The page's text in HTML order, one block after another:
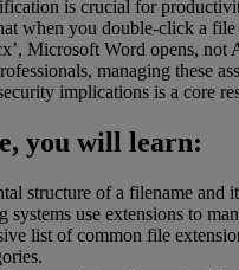
is crucial for
when you double-click a file
Microsoft Word opens, not
managing these
implications is a core
you will learn:
structure of a filename and
systems use extensions to
list of common file